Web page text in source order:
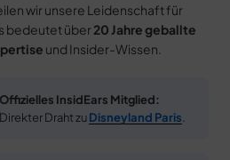
wir unsere Leidenschaft für
bedeutet über 20 Jahre geballte
und Insider-Wissen.
Offizielles InsidEars Mitglied:
Direkter Draht zuDisneyland Paris